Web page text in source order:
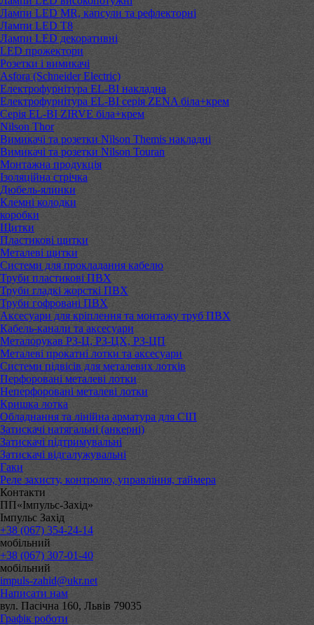
Лампи LED MR, капсули та рефлекторні
Лампи LED Т8
Лампи LED декоративні
LED прожектори
Розетки і вимикачі
Asfora (Schneider Electric)
Електрофурнітура EL-BI накладна
Електрофурнітура EL-BI серія ZENA біла+крем
Серія EL-BI ZIRVE біла+крем
Nilson Thor
Вимикачі та розетки Nilson Themis накладні
Вимикачі та розетки Nilson Touran
Монтажна продукція
Ізоляційна стрічка
Дюбель-ялинки
Клемні колодки
коробки
Щитки
Пластикові щитки
Металеві щитки
Системи для прокладання кабелю
Труби пластикові ПВХ
Труби гладкі жорсткі ПВХ
Труби гофровані ПВХ
Аксесуари для кріплення та монтажу труб ПВХ
Кабель-канали та аксесуари
Металорукав РЗ-Ц, РЗ-ЦХ, РЗ-ЦП
Металеві прокатні лотки та аксесуари
Системи підвісів для металевих лотків
Перфоровані металеві лотки
Неперфоровані металеві лотки
Кришка лотка
Обладнання та лінійна арматура для СІП
Затискачі натягальні (анкерні)
Затискачі підтримувальні
Затискачі відгалужувальні
Гаки
Реле захисту, контролю, управління, таймера
Контакти
ПП«Імпульс-Захід»
Імпульс Захід
+38 (067) 354-24-14
мобільний
+38 (067) 307-01-40
мобільний
impuls-zahid@ukr.net
Написати нам
вул. Пасічна 160, Львів 79035
Графік роботи